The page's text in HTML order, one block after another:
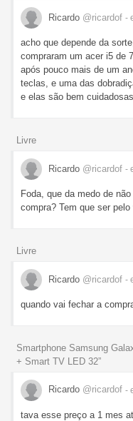
Ricardo @ricardof -
acho que depende da
compraram um acer i5 de
após pouco mais de um
teclas, e uma das
e elas são bem
Livre
Ricardo @ricardof -
Foda, que da medo de
compra? Tem que ser
Livre
Ricardo @ricardof -
quando vai fechar a
Smartphone Samsung
+ Smart TV LED 32”
Ricardo @ricardof -
tava esse preço a 1 mes